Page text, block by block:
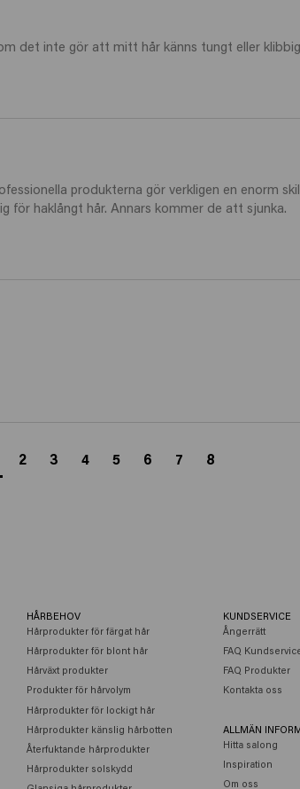
det inte gör att mitt hår känns tungt eller
produkterna gör verkligen en enorm
för haklångt hår. Annars kommer de att sjunka.
2 3 4 5 6 7 8
HÅRBEHOV
Hårprodukter för färgat hår
Hårprodukter för blont hår
Hårväxt produkter
Produkter för hårvolym
Hårprodukter för lockigt hår
Hårprodukter känslig hårbotten
Återfuktande hårprodukter
Hårprodukter solskydd
KUNDSERVICE
Ångerrätt
FAQ
FAQ Produkter
Kontakta oss
ALLMÄN
Hitta salong
Inspiration
Om oss